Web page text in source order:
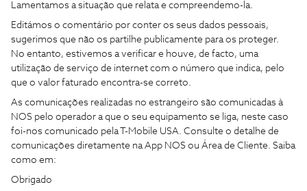
Lamentamos a situação que relata e compreendemo-la.
Editámos o comentário por conter os seus dados pessoais,
sugerimos que não os partilhe publicamente para os proteger.
No entanto, estivemos a verificar e houve, de facto, uma
utilização de serviço de internet com o número que indica, pelo
que o valor faturado encontra-se correto.
As comunicações realizadas no estrangeiro são comunicadas à
NOS pelo operador a que o seu equipamento se liga, neste caso
foi-nos comunicado pela T-Mobile USA. Consulte o detalhe de
comunicações diretamente na App NOS ou Área de Cliente. Saiba
como em:
Obrigado